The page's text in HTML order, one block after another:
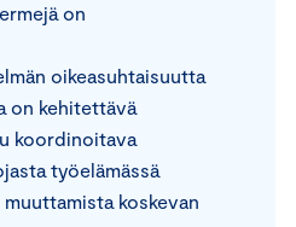
on
oikeasuhtaisuutta
on kehitettävä
koordinoitava
työelämässä
koskevan